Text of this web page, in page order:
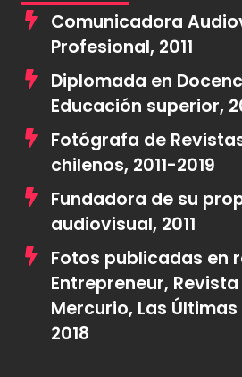
​Comunicadora
Profesional, 2011
Diplomada en
Educación superior,
Fotógrafa de
chilenos, 2011-2019
Fundadora de su
audiovisual, 2011
Fotos publicadas en
Entrepreneur, Revista
Mercurio, Las Últimas
2018